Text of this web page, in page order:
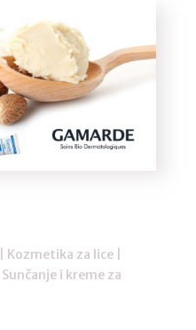
Kozmetika za lice|
Sunčanje i kreme za